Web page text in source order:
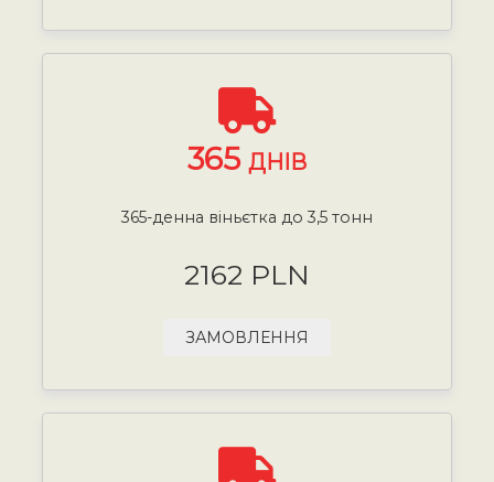
365 ДНІВ
365-денна віньєтка до 3,5 тонн
2162 PLN
ЗАМОВЛЕННЯ